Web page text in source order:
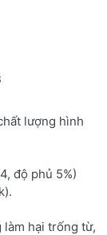
lượng hình
độ phủ 5%)
làm hại trống từ,